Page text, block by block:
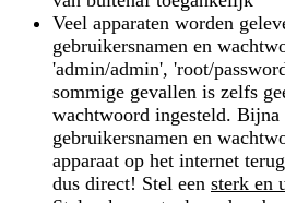
Veel apparaten worden
gebruikersnamen en
'admin/admin', 'root/
sommige gevallen is zelfs
wachtwoord ingesteld. Bijna
gebruikersnamen en
apparaat op het internet
dus direct! Stel een sterk en